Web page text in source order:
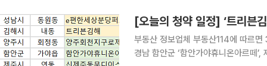
[오늘의 청약 일정] ‘트리븐
부동산 정보업체 부동산114에 따르
경남 함안군 ‘함안가야휴니온아르떼’,